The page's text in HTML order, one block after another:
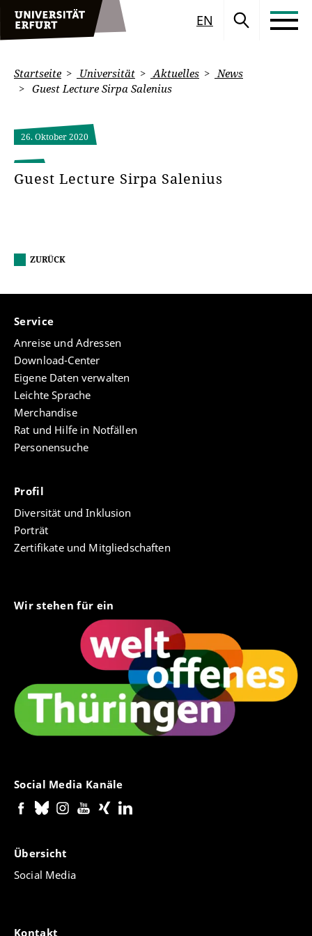
EN
Startseite Universität Aktuelles
News
Guest Lecture Sirpa Salenius
26. Oktober 2020
Guest Lecture Sirpa Salenius
ZURÜCK
Service
Anreise und Adressen
Download-Center
Eigene Daten verwalten
Leichte Sprache
Merchandise
Rat und Hilfe in Notfällen
Personensuche
Profil
Diversität und Inklusion
Porträt
Zertifikate und Mitgliedschaften
Wir stehen für ein
Social Media Kanäle
Übersicht
Social Media
Kontakt